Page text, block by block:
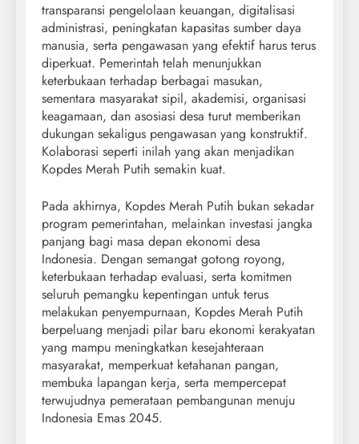
transparansi pengelolaan keuangan, digitalisasi
administrasi, peningkatan kapasitas sumber daya
manusia, serta pengawasan yang efektif harus terus
diperkuat. Pemerintah telah menunjukkan
keterbukaan terhadap berbagai masukan,
sementara masyarakat sipil, akademisi, organisasi
keagamaan, dan asosiasi desa turut memberikan
dukungan sekaligus pengawasan yang konstruktif.
Kolaborasi seperti inilah yang akan menjadikan
Kopdes Merah Putih semakin kuat.
Pada akhirnya, Kopdes Merah Putih bukan sekadar
program pemerintahan, melainkan investasi jangka
panjang bagi masa depan ekonomi desa
Indonesia. Dengan semangat gotong royong,
keterbukaan terhadap evaluasi, serta komitmen
seluruh pemangku kepentingan untuk terus
melakukan penyempurnaan, Kopdes Merah Putih
berpeluang menjadi pilar baru ekonomi kerakyatan
yang mampu meningkatkan kesejahteraan
masyarakat, memperkuat ketahanan pangan,
membuka lapangan kerja, serta mempercepat
terwujudnya pemerataan pembangunan menuju
Indonesia Emas 2045.